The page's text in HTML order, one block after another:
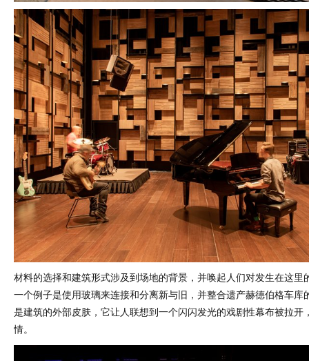
材料的选择和建筑形式涉及到场地的背景，并唤起人们对发生在这里
一个例子是使用玻璃来连接和分离新与旧，并整合遗产赫德伯格车库
是建筑的外部皮肤，它让人联想到一个闪闪发光的戏剧性幕布被拉开
情。